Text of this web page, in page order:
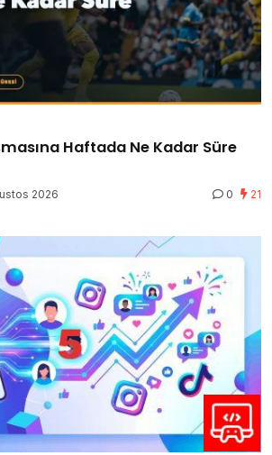
Haftada Ne Kadar Süre
2026 0 21